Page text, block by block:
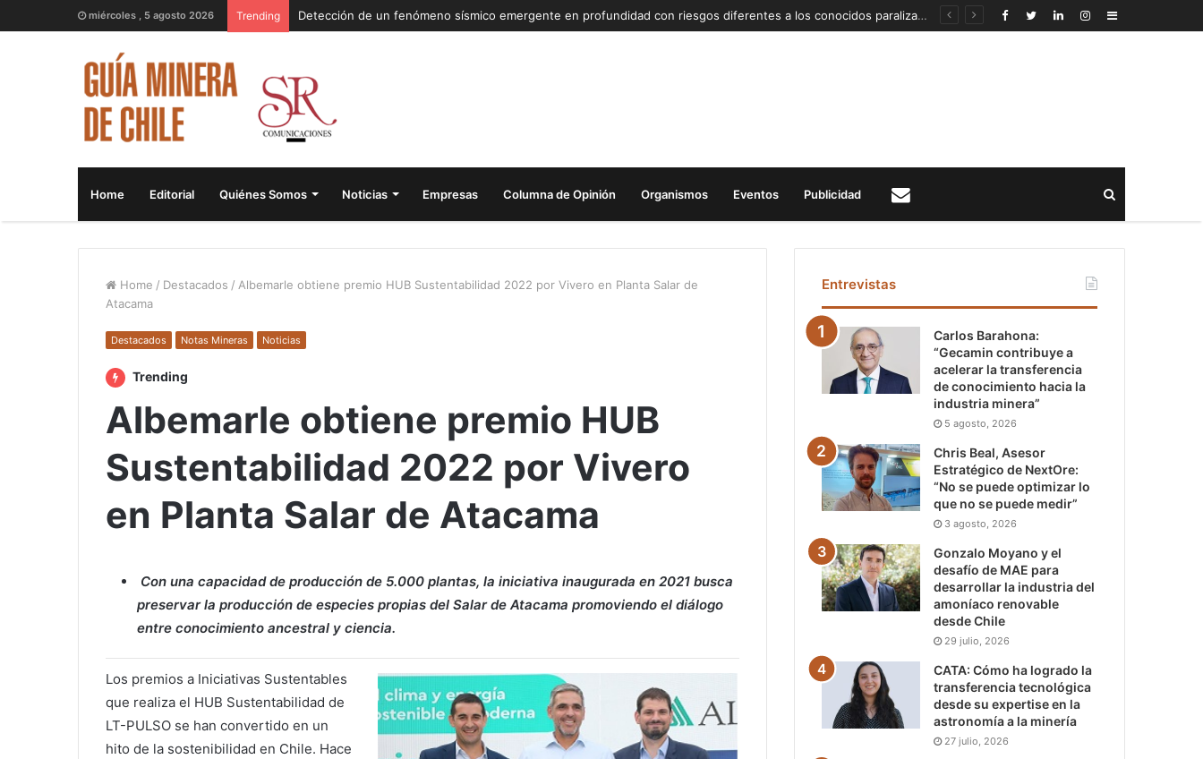
miércoles , 5 agosto 2026 Trending Detección de un fenómeno sísmico emergente en profundidad con riesgos diferentes a los conocidos paraliza Andes Norte Sidebar
Home Editorial Quiénes Somos Noticias Empresas Columna de Opinión Organismos Eventos Publicidad
Home / Destacados / Albemarle obtiene premio HUB Sustentabilidad 2022 por Vivero en Planta Salar de
Atacama
Destacados Notas Mineras Noticias
Trending
Albemarle obtiene premio HUB
Sustentabilidad 2022 por Vivero
en Planta Salar de Atacama
Con una capacidad de producción de 5.000 plantas, la iniciativa inaugurada en 2021 busca
preservar la producción de especies propias del Salar de Atacama promoviendo el diálogo
entre conocimiento ancestral y ciencia.
Los premios a Iniciativas Sustentables
que realiza el HUB Sustentabilidad de
LT-PULSO se han convertido en un
hito de la sostenibilidad en Chile. Hace
Entrevistas
Carlos Barahona:
“Gecamin contribuye a
acelerar la transferencia
de conocimiento hacia la
industria minera”
5 agosto, 2026
Chris Beal, Asesor
Estratégico de NextOre:
“No se puede optimizar lo
que no se puede medir”
3 agosto, 2026
Gonzalo Moyano y el
desafío de MAE para
desarrollar la industria del
amoníaco renovable
desde Chile
29 julio, 2026
CATA: Cómo ha logrado la
transferencia tecnológica
desde su expertise en la
astronomía a la minería
27 julio, 2026